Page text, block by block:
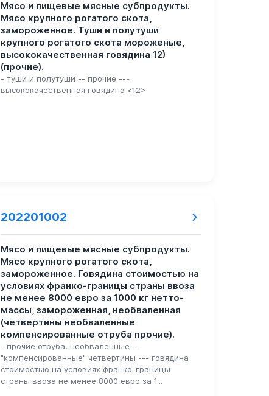
Мясо и пищевые мясные субпродукты.
Мясо крупного рогатого скота,
замороженное. Туши и полутуши
крупного рогатого скота мороженые,
высококачественная говядина 12)
(прочие).
- туши и полутуши -- прочие ---
высококачественная говядина <12>
202201002
Мясо и пищевые мясные субпродукты.
Мясо крупного рогатого скота,
замороженное. Говядина стоимостью на
условиях франко-границы страны ввоза
не менее 8000 евро за 1000 кг нетто-
массы, замороженная, необваленная
(четвертины необваленные
компенсированные отруба прочие).
- прочие отруба, необваленные --
"компенсированные" четвертины --- говядина
стоимостью на условиях франко-границы
страны ввоза не менее 8000 евро за 1...